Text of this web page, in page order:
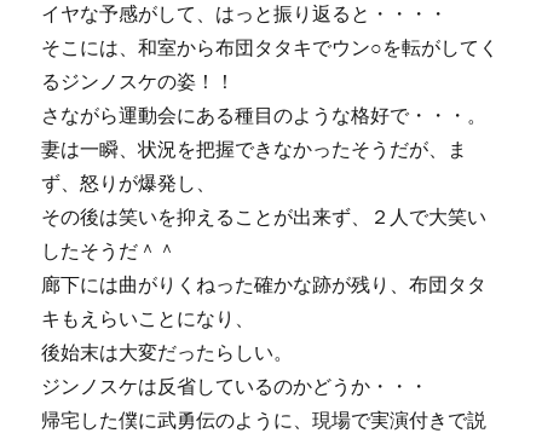
イヤな予感がして、はっと振り返ると・・・・
そこには、和室から布団タタキでウン○を転がしてく
るジンノスケの姿！！
さながら運動会にある種目のような格好で・・・。
妻は一瞬、状況を把握できなかったそうだが、ま
ず、怒りが爆発し、
その後は笑いを抑えることが出来ず、２人で大笑い
したそうだ＾＾
廊下には曲がりくねった確かな跡が残り、布団タタ
キもえらいことになり、
後始末は大変だったらしい。
ジンノスケは反省しているのかどうか・・・
帰宅した僕に武勇伝のように、現場で実演付きで説